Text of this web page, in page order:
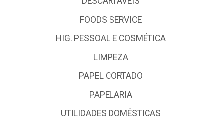
FOODS SERVICE
HIG. PESSOAL E COSMÉTICA
LIMPEZA
PAPEL CORTADO
PAPELARIA
UTILIDADES DOMÉSTICAS